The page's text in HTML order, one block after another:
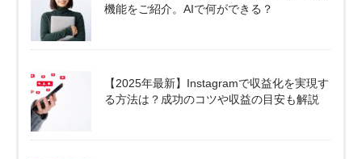
機能をご紹介。AIで何ができる？
【2025年最新】Instagramで収益化を実現す
る方法は？成功のコツや収益の目安も解説